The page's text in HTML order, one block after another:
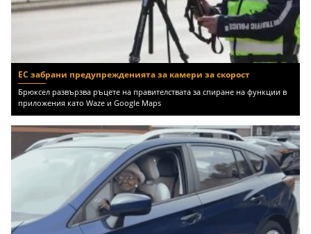
ЕС забрани предупрежденията за камери за скорост
Брюксел развързва ръцете на правителствата за спиране на функции в
приложения като Waze и Google Maps